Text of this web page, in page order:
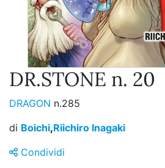
DR.STONE n. 20
DRAGON n.285
di Boichi,Riichiro Inagaki
Condividi